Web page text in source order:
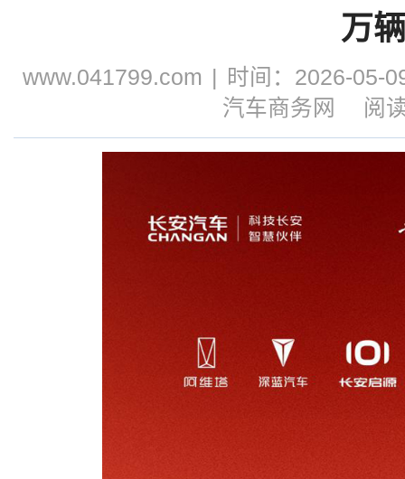
万辆
www.041799.com
时间：2026-05-
汽车商务网
阅